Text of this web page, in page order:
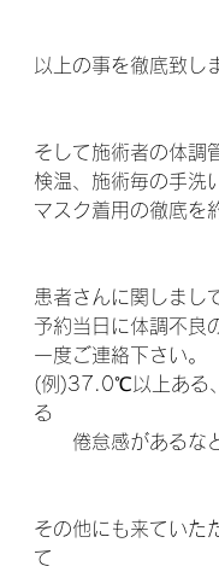
以上の事を徹底致し
そして施術者の体調
検温、施術毎の手洗
マスク着用の徹底を
患者さんに関しまし
予約当日に体調不良
一度ご連絡下さい。
(例)37.0℃以上ある
る
倦怠感があるな
その他にも来ていた
て